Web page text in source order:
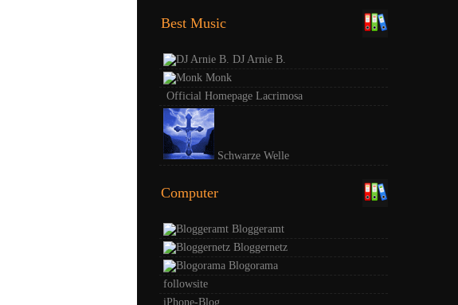
Best Music
DJ Arnie B.
Monk
Official Homepage Lacrimosa
Schwarze Welle
Computer
Bloggeramt
Bloggernetz
Blogorama
followsite
iPhone-Blog